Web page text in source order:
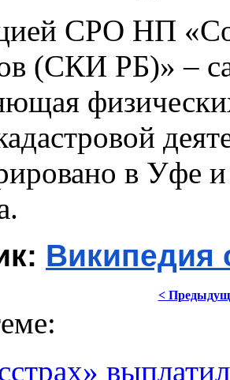
СРО НП
(СКИ РБ)» –
в Уфе
Википедия
<